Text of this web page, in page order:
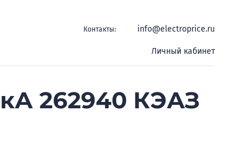
Контакты: info@electroprice.ru
Личный кабинет
262940 КЭАЗ